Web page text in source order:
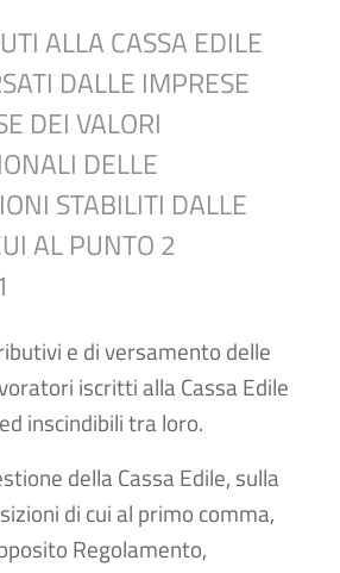
ALLA CASSA EDILE
DALLE IMPRESE
DEI VALORI
DELLE
STABILITI DALLE
AL PUNTO 2
e di versamento delle
iscritti alla Cassa Edile
inscindibili tra loro.
della Cassa Edile, sulla
di cui al primo comma,
Regolamento,